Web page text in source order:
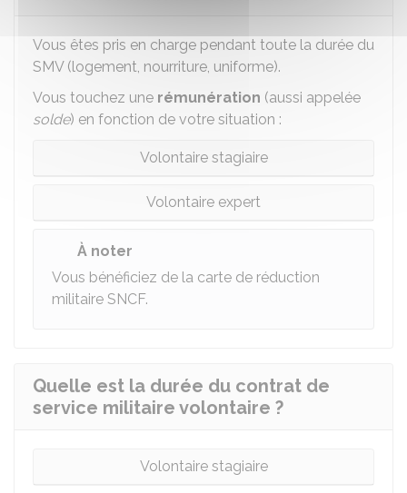
Vous êtes pris en charge pendant toute la durée du
SMV (logement, nourriture, uniforme).
Vous touchez une rémunération (aussi appelée
solde) en fonction de votre situation :
Volontaire stagiaire
Volontaire expert
À noter
Vous bénéficiez de la carte de réduction
militaire SNCF.
Quelle est la durée du contrat de
service militaire volontaire ?
Volontaire stagiaire